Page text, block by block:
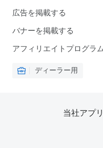
広告を掲載する
バナーを掲載する
アフィリエイトプログラム
ディーラー用
当社アプ